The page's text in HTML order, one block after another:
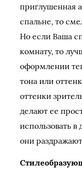
приглушенная
спальне, то
Но если Ваша
комнату, то
оформлении
тона или
оттенки
делают ее
использовать в
они